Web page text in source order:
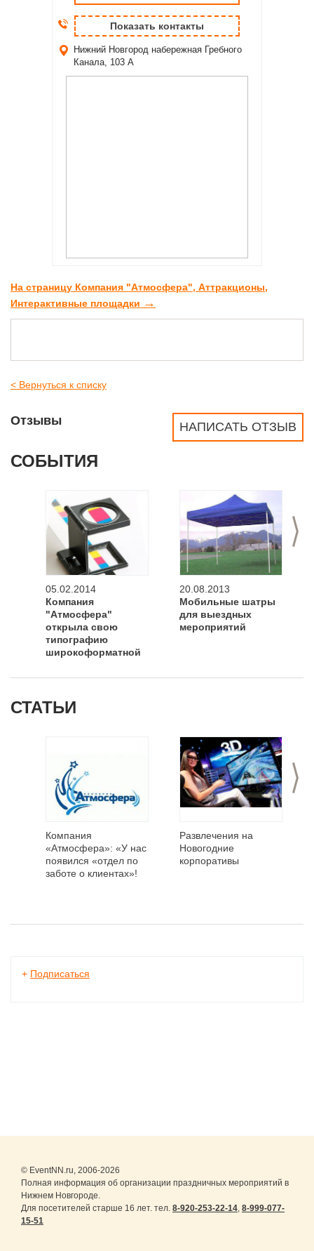
Показать контакты
Нижний Новгород набережная Гребного
Канала, 103 А
На страницу Компания "Атмосфера", Аттракционы,
Интерактивные площадки →
< Вернуться к списку
НАПИСАТЬ ОТЗЫВ
Отзывы
СОБЫТИЯ
>
05.02.2014
Компания
"Атмосфера"
открыла свою
типографию
широкоформатной
20.08.2013
Мобильные шатры
для выездных
мероприятий
СТАТЬИ
>
Компания
«Атмосфера»: «У нас
появился «отдел по
заботе о клиентах»!
Развлечения на
Новогодние
корпоративы
+ Подписаться
© EventNN.ru, 2006-2026
Полная информация об организации праздничных мероприятий в
Нижнем Новгороде.
Для посетителей старше 16 лет. тел. 8-920-253-22-14, 8-999-077-
15-51